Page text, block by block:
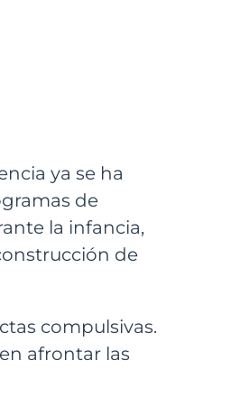
ya se ha
de
la infancia,
de
compulsivas.
afrontar las